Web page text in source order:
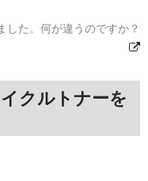
した。何が違うのですか？
クルトナーを